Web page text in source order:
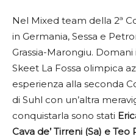
Nel Mixed team della 2ª
in Germania, Sessa e
Grassia-Marongiu.
Skeet La Fossa olimpica
esperienza alla seconda
di Suhl con un’altra
conquistarla sono stati
Cava de’ Tirreni (Sa) e